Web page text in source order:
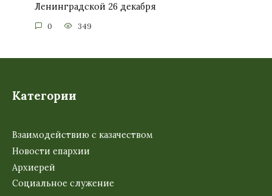
Ленинградской 26 декабря
0 349
Категории
Взаимодействию с казачеством
Новости епархии
Архиерей
Социальное служение